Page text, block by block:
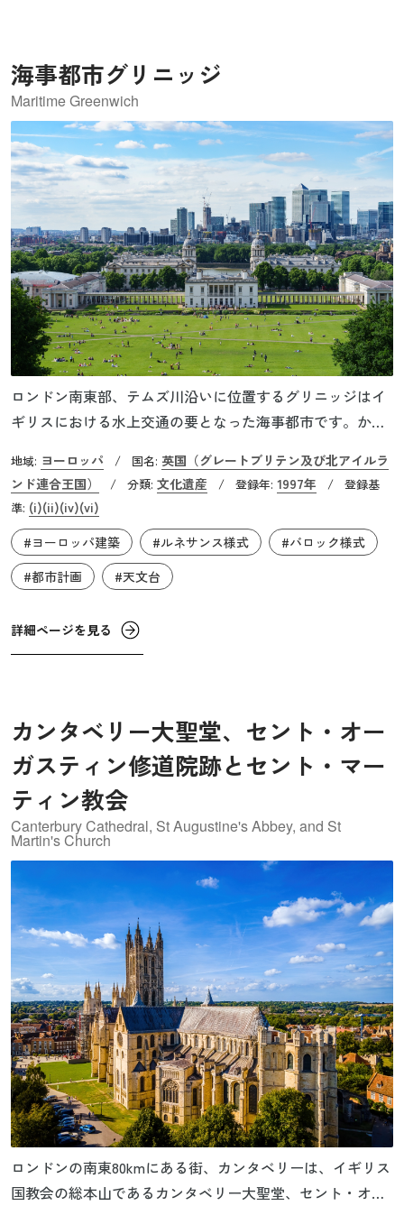
海事都市グリニッジ
Maritime Greenwich
ロンドン南東部、テムズ川沿いに位置するグリニッジはイ
ギリスにおける水上交通の要となった海事都市です。かつ
海時代～19世紀末までイギリスの海の玄関口として大いに
その役割を果たしてきました。その大航海時代の名残を見
られるのが1675年建造のグリニッジ天文台です。バロック
様式の天文台で観測された恒星図によってイギリスの位置
と時間が定められました。そして1884年の国際会議によっ
て決定されます。その後、天文台はサセックスへ移転しま
し、航海術の発展にも貢献しました。
地域: ヨーロッパ / 国名: 英国（グレートブリテン及び北アイルラ
ンド連合王国）
/ 分類: 文化遺産 / 登録年: 1997年 /
登録基
準: (i)(ii)(iv)(vi)
#ヨーロッパ建築
#ルネサンス様式
#バロック様式
#都市計画
#天文台
詳細ページを見る
カンタベリー大聖堂、セント・オー
ガスティン修道院跡とセント・マー
ティン教会
Canterbury Cathedral, St Augustine's Abbey, and St
Martin's Church
ロンドンの南東80kmにある街、カンタベリーは、イギリス
国教会の総本山であるカンタベリー大聖堂、セント・オー